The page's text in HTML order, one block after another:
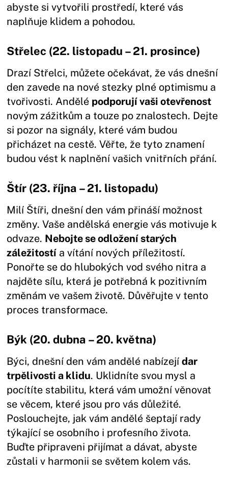
abyste si vytvořili prostředí, které vás
naplňuje klidem a pohodou.
Střelec (22. listopadu – 21. prosince)
Drazí Střelci, můžete očekávat, že vás dnešní
den zavede na nové stezky plné optimismu a
tvořivosti. Andělé podporují vaši otevřenost
novým zážitkům a touze po znalostech. Dejte
si pozor na signály, které vám budou
přicházet na cestě. Věřte, že tyto znamení
budou vést k naplnění vašich vnitřních přání.
Štír (23. října – 21. listopadu)
Milí Štíři, dnešní den vám přináší možnost
změny. Vaše andělská energie vás motivuje k
odvaze. Nebojte se odložení starých
záležitostí a vítání nových příležitostí.
Ponořte se do hlubokých vod svého nitra a
najděte sílu, která je potřebná k pozitivním
změnám ve vašem životě. Důvěřujte v tento
proces transformace.
Býk (20. dubna – 20. května)
Býci, dnešní den vám andělé nabízejídar
trpělivosti a klidu. Uklidníte svou mysl a
pocítíte stabilitu, která vám umožní věnovat
se věcem, které jsou pro vás důležité.
Poslouchejte, jak vám andělé šeptají rady
týkající se osobního i profesního života.
Buďte připraveni přijímat a dávat, abyste
zůstali v harmonii se světem kolem vás.